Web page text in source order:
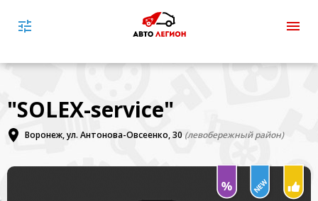
"SOLEX-service"
Воронеж, ул. Антонова-Овсеенко, 30 (левобережный район)